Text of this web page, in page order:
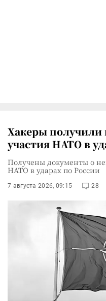
Хакеры
участия НАТО в
Получены документы о
НАТО в ударах по России
7 августа 2026, 09:15 28